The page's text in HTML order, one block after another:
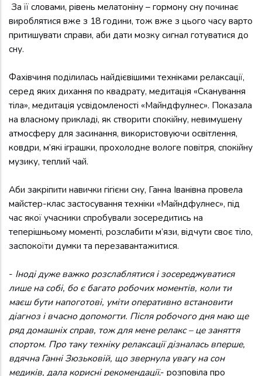
За її словами, рівень мелатоніну – гормону сну починає
вироблятися вже з 18 години, тож вже з цього часу варто
притишувати справи, аби дати мозку сигнал готуватися до
сну.
Фахівчиня поділилась найдієвішими техніками релаксації,
серед яких дихання по квадрату, медитація «Сканування
тіла», медитація усвідомленості «Майндфулнес». Показала
на власному прикладі, як створити спокійну, невимушену
атмосферу для засинання, використовуючи освітлення,
ковдри, м’які іграшки, прохолодне вологе повітря, спокійну
музику, теплий чай.
Аби закріпити навички гігієни сну, Ганна Іванівна провела
майстер-клас застосування техніки «Майндфулнес», під
час якої учасники спробували зосередитись на
теперішньому моменті, розслабити м’язи, відчути своє тіло,
заспокоїти думки та перезавантажитися.
- Іноді дуже важко розслаблятися і зосереджуватися
лише на собі, бо є багато робочих моментів, коли ти
маєш бути напоготові, уміти оперативно встановити
діагноз і вчасно допомогти. Після робочого дня маю ще
ряд домашніх справ, тож для мене релакс – це заняття
спортом. Про таку техніку релаксації дізналась вперше,
вдячна Ганні Зюзьковій, що звернула увагу на сон
медиків, дала корисні рекомендації,- розповіла про